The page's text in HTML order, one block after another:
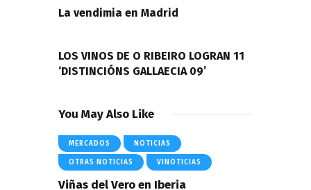
entradas
La vendimia en Madrid
LOS VINOS DE O RIBEIRO LOGRAN 11
‘DISTINCIÓNS GALLAECIA 09’
You May Also Like
MERCADOS NOTICIAS
OTRAS NOTICIAS VINOTICIAS
Viñas del Vero en Iberia